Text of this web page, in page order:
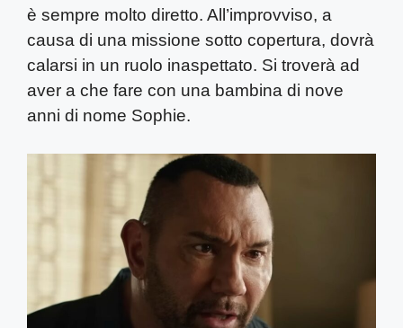
è sempre molto diretto. All’improvviso, a
causa di una missione sotto copertura, dovrà
calarsi in un ruolo inaspettato. Si troverà ad
aver a che fare con una bambina di nove
anni di nome Sophie.